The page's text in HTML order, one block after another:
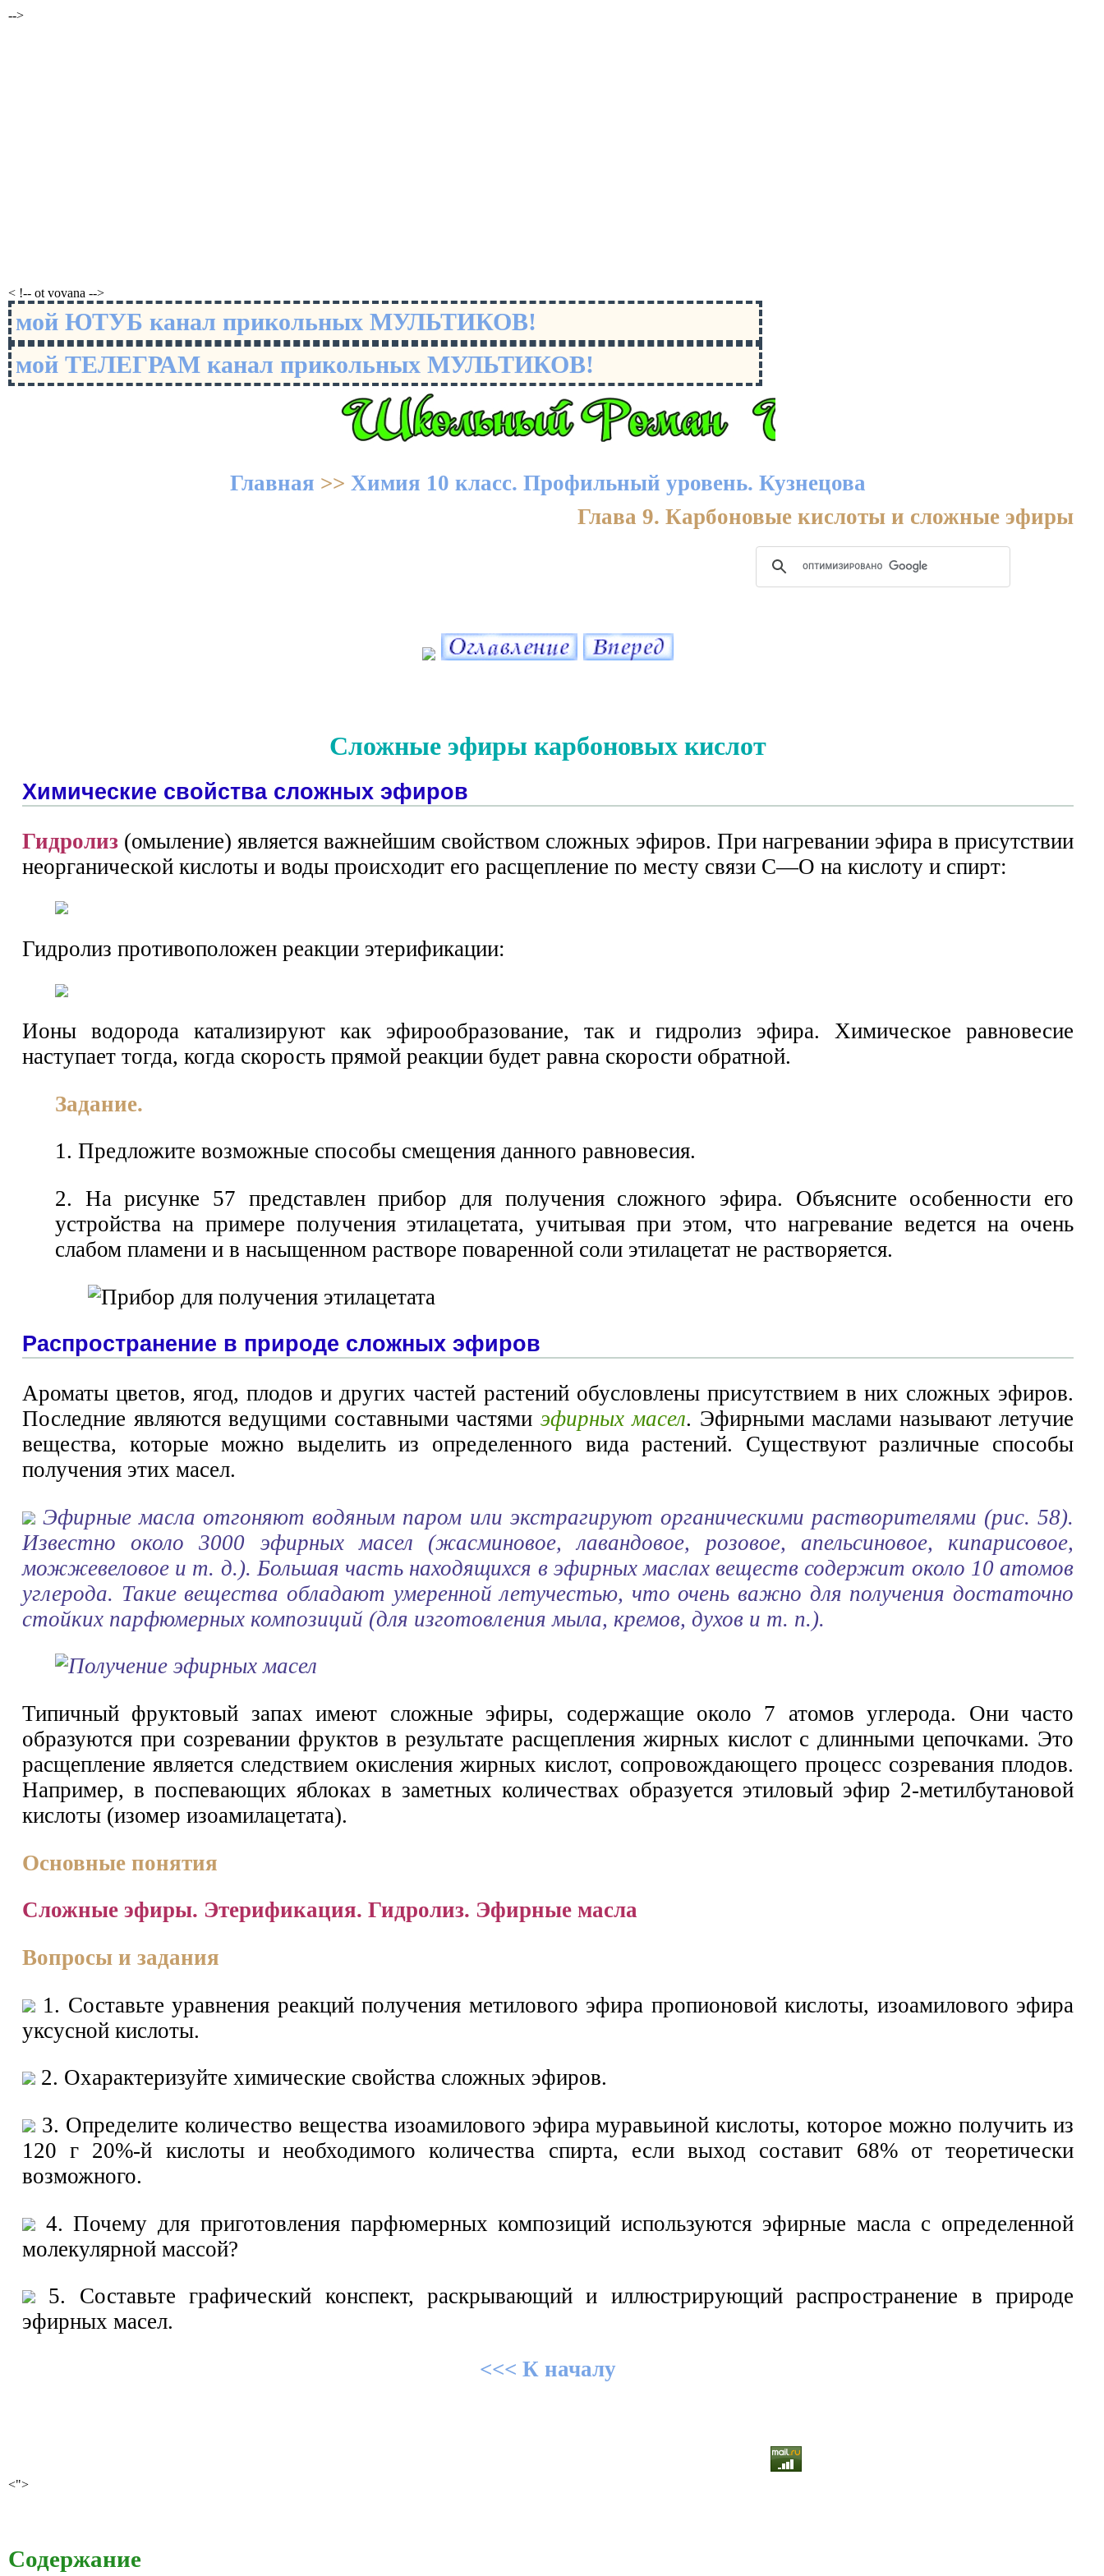
-->
< !-- ot vovana -->
мой ЮТУБ канал прикольных МУЛЬТИКОВ!
мой ТЕЛЕГРАМ канал прикольных МУЛЬТИКОВ!
Главная >> Химия 10 класс. Профильный уровень. Кузнецова
Глава 9. Карбоновые кислоты и сложные эфиры
Сложные эфиры карбоновых кислот
Химические свойства сложных эфиров
Гидролиз (омыление) является важнейшим свойством сложных эфиров. При нагревании эфира в присутствии
неорганической кислоты и воды происходит его расщепление по месту связи С—О на кислоту и спирт:
Гидролиз противоположен реакции этерификации:
Ионы водорода катализируют как эфирообразование, так и гидролиз эфира. Химическое равновесие
наступает тогда, когда скорость прямой реакции будет равна скорости обратной.
Задание.
1. Предложите возможные способы смещения данного равновесия.
2. На рисунке 57 представлен прибор для получения сложного эфира. Объясните особенности его
устройства на примере получения этилацетата, учитывая при этом, что нагревание ведется на очень
слабом пламени и в насыщенном растворе поваренной соли этилацетат не растворяется.
Распространение в природе сложных эфиров
Ароматы цветов, ягод, плодов и других частей растений обусловлены присутствием в них сложных эфиров.
Последние являются ведущими составными частями эфирных масел. Эфирными маслами называют летучие
вещества, которые можно выделить из определенного вида растений. Существуют различные способы
получения этих масел.
Эфирные масла отгоняют водяным паром или экстрагируют органическими растворителями (рис. 58).
Известно около 3000 эфирных масел (жасминовое, лавандовое, розовое, апельсиновое, кипарисовое,
можжевеловое и т. д.). Большая часть находящихся в эфирных маслах веществ содержит около 10 атомов
углерода. Такие вещества обладают умеренной летучестью, что очень важно для получения достаточно
стойких парфюмерных композиций (для изготовления мыла, кремов, духов и т. п.).
Типичный фруктовый запах имеют сложные эфиры, содержащие около 7 атомов углерода. Они часто
образуются при созревании фруктов в результате расщепления жирных кислот с длинными цепочками. Это
расщепление является следствием окисления жирных кислот, сопровождающего процесс созревания плодов.
Например, в поспевающих яблоках в заметных количествах образуется этиловый эфир 2-метилбутановой
кислоты (изомер изоамилацетата).
Основные понятия
Сложные эфиры. Этерификация. Гидролиз. Эфирные масла
Вопросы и задания
1. Составьте уравнения реакций получения метилового эфира пропионовой кислоты, изоамилового эфира
уксусной кислоты.
2. Охарактеризуйте химические свойства сложных эфиров.
3. Определите количество вещества изоамилового эфира муравьиной кислоты, которое можно получить из
120 г 20%-й кислоты и необходимого количества спирта, если выход составит 68% от теоретически
возможного.
4. Почему для приготовления парфюмерных композиций используются эфирные масла с определенной
молекулярной массой?
5. Составьте графический конспект, раскрывающий и иллюстрирующий распространение в природе
эфирных масел.
<<< К началу
<">
Содержание